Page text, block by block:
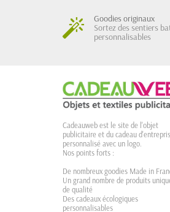
Goodies originaux
Sortez des sentiers
personnalisables
Cadeauweb est le site de l'objet
publicitaire et du cadeau
personnalisé avec un logo.
Nos points forts :
De nombreux goodies Made in
Un grand nombre de produits
de qualité
Des cadeaux écologiques
personnalisables